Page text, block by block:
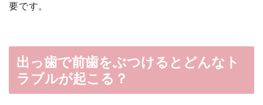
要です。
出っ歯で前歯をぶつけるとどんなト
ラブルが起こる？